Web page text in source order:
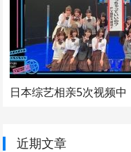
日本综艺相亲5次视频
近期文章